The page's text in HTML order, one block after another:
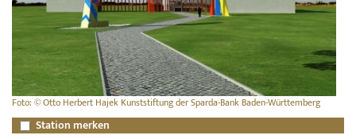
Foto: © Otto Herbert Hajek Kunststiftung der Sparda-Bank Baden-Württemberg
Station merken